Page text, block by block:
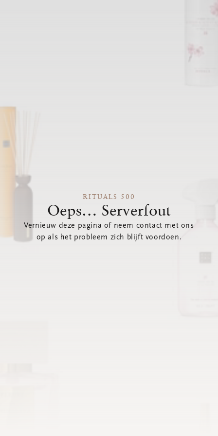
RITUALS 500
Oeps… Serverfout
Vernieuw deze pagina of neem contact met ons
op als het probleem zich blijft voordoen.